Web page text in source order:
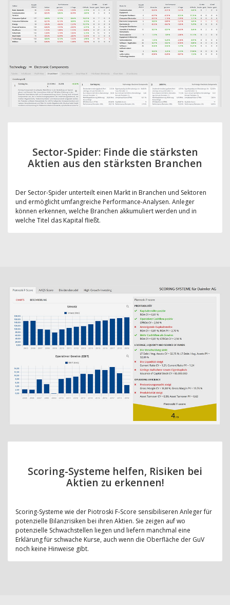
Sector-Spider: Finde die stärksten
Aktien aus den stärksten Branchen
Der Sector-Spider unterteilt einen Markt in Branchen und Sektoren
und ermöglicht umfangreiche Performance-Analysen. Anleger
können erkennen, welche Branchen akkumuliert werden und in
welche Titel das Kapital fließt.
Scoring-Systeme helfen, Risiken bei
Aktien zu erkennen!
Scoring-Systeme wie der Piotroski F-Score sensibiliseren Anleger für
potenzielle Bilanzrisiken bei ihren Aktien. Sie zeigen auf wo
potenzielle Schwachstellen liegen und liefern manchmal eine
Erklärung für schwache Kurse, auch wenn die Oberfläche der GuV
noch keine Hinweise gibt.